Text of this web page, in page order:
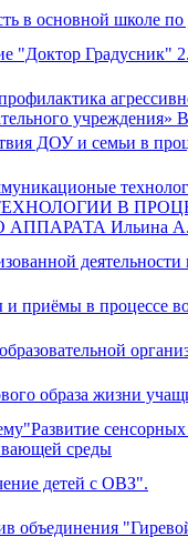
в основной школе
"Доктор Градусник"
ДОУ и семьи в
В
Ильина
приёмы в процессе
образа жизни
среды
детей с ОВЗ".
объединения